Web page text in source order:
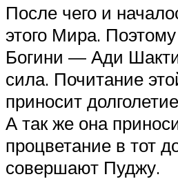
После чего и
этого Мира.
Богини — Ади
сила. Почитание
приносит
А так же она
процветание в тот
совершают Пуджу.